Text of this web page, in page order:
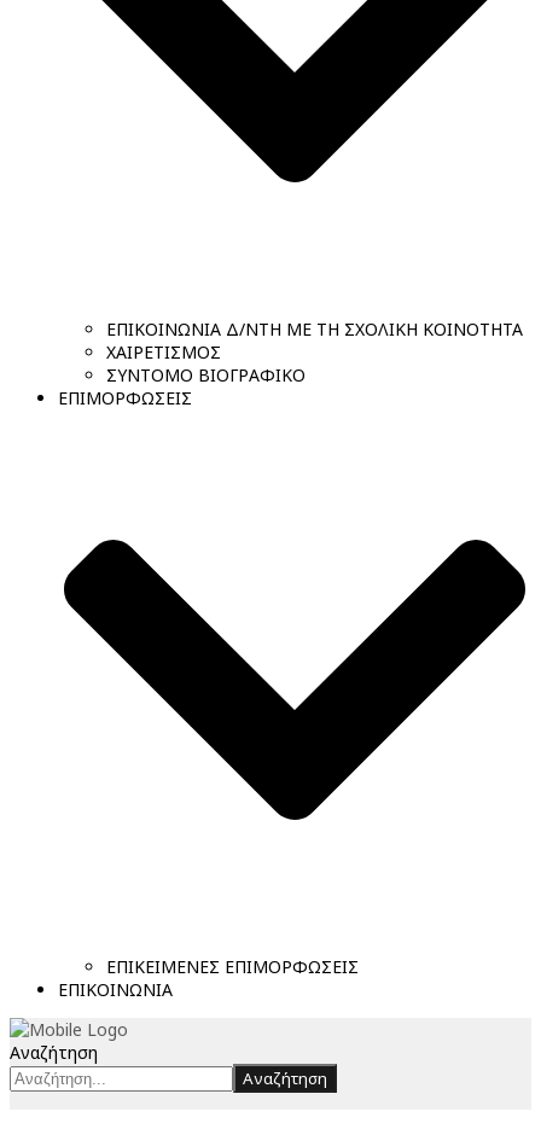
ΕΠΙΚΟΙΝΩΝΙΑ Δ/ΝΤΗ ΜΕ ΤΗ ΣΧΟΛΙΚΗ ΚΟΙΝΟΤΗΤΑ
ΧΑΙΡΕΤΙΣΜΟΣ
ΣΥΝΤΟΜΟ ΒΙΟΓΡΑΦΙΚΟ
ΕΠΙΜΟΡΦΩΣΕΙΣ
ΕΠΙΚΕΙΜΕΝΕΣ ΕΠΙΜΟΡΦΩΣΕΙΣ
ΕΠΙΚΟΙΝΩΝΙΑ
Αναζήτηση
Αναζήτηση